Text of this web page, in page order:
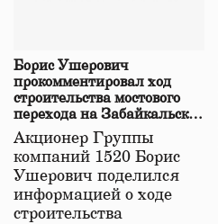
Борис Ушерович
прокомментировал ход
строительства мостового
перехода на Забайкальской
железной дороге
Акционер Группы
компаний 1520 Борис
Ушерович поделился
информацией о ходе
строительства